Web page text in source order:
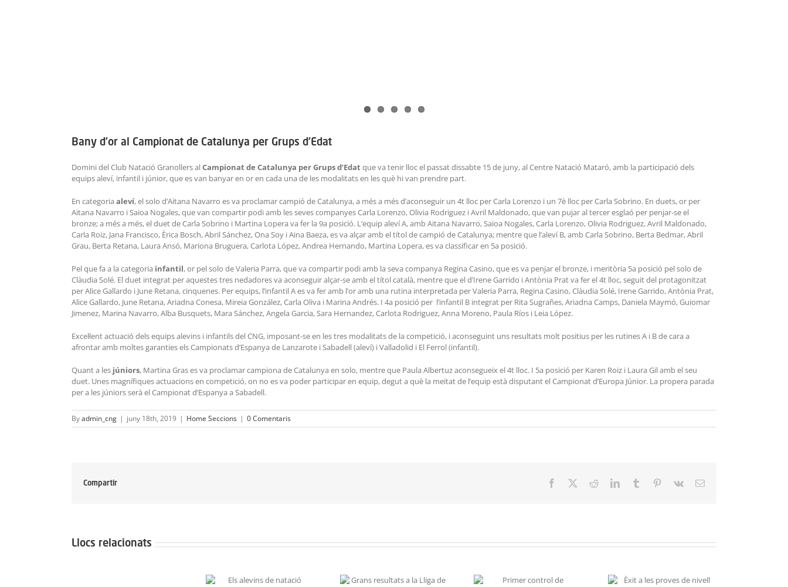
Bany d’or al Campionat de Catalunya per Grups d’Edat
Domini del Club Natació Granollers alCampionat de Catalunya per Grups d’Edat que va tenir lloc el passat dissabte 15 de juny, al Centre Natació Mataró, amb la participació dels
equips aleví, infantil i júnior, que es van banyar en or en cada una de les modalitats en les què hi van prendre part.
En categoria aleví, el solo d’Aitana Navarro es va proclamar campió de Catalunya, a més a més d’aconseguir un 4t lloc per Carla Lorenzo i un 7è lloc per Carla Sobrino. En duets, or per
Aitana Navarro i Saioa Nogales, que van compartir podi amb les seves companyes Carla Lorenzo, Olivia Rodriguez i Avril Maldonado, que van pujar al tercer esglaó per penjar-se el
bronze; a més a més, el duet de Carla Sobrino i Martina Lopera va fer la 9a posició. L’equip aleví A, amb Aitana Navarro, Saioa Nogales, Carla Lorenzo, Olivia Rodriguez, Avril Maldonado,
Carla Roiz, Jana Francisco, Èrica Bosch, Abril Sánchez, Ona Soy i Aina Baeza, es va alçar amb el títol de campió de Catalunya; mentre que l’aleví B, amb Carla Sobrino, Berta Bedmar, Abril
Grau, Berta Retana, Laura Ansó, Mariona Bruguera, Carlota López, Andrea Hernando, Martina Lopera, es va classificar en 5a posició.
Pel que fa a la categoria infantil, or pel solo de Valeria Parra, que va compartir podi amb la seva companya Regina Casino, que es va penjar el bronze, i meritòria 5a posició pel solo de
Clàudia Solé. El duet integrat per aquestes tres nedadores va aconseguir alçar-se amb el títol català, mentre que el d’Irene Garrido i Antònia Prat va fer el 4t lloc, seguit del protagonitzat
per Alice Gallardo i June Retana, cinquenes. Per equips, l’infantil A es va fer amb l’or amb una rutina interpretada per Valeria Parra, Regina Casino, Clàudia Solé, Irene Garrido, Antònia Prat,
Alice Gallardo, June Retana, Ariadna Conesa, Mireia González, Carla Oliva i Marina Andrés. I 4a posició per l’infantil B integrat per Rita Sugrañes, Ariadna Camps, Daniela Maymó, Guiomar
Jimenez, Marina Navarro, Alba Busquets, Mara Sánchez, Angela Garcia, Sara Hernandez, Carlota Rodriguez, Anna Moreno, Paula Ríos i Leia López.
Excel·lent actuació dels equips alevins i infantils del CNG, imposant-se en les tres modalitats de la competició, i aconseguint uns resultats molt positius per les rutines A i B de cara a
afrontar amb moltes garanties els Campionats d’Espanya de Lanzarote i Sabadell (aleví) i Valladolid i El Ferrol (infantil).
Quant a les júniors, Martina Gras es va proclamar campiona de Catalunya en solo, mentre que Paula Albertuz aconsegueix el 4t lloc. I 5a posició per Karen Roiz i Laura Gil amb el seu
duet. Unes magnífiques actuacions en competició, on no es va poder participar en equip, degut a què la meitat de l’equip està disputant el Campionat d’Europa Júnior. La propera parada
per a les júniors serà el Campionat d’Espanya a Sabadell.
Byadmin_cng | juny 18th, 2019 | Home Seccions | 0 Comentaris
Compartir Facebook RedditLinkedInTumblr Pinterest
Vk Email:
Llocs relacionats